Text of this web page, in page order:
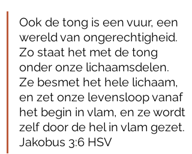
Ook de tong is een vuur, een
wereld van ongerechtigheid.
Zo staat het met de tong
onder onze lichaamsdelen.
Ze besmet het hele lichaam,
en zet onze levensloop vanaf
het begin in vlam, en ze wordt
zelf door de hel in vlam gezet.
Jakobus 3:6 HSV